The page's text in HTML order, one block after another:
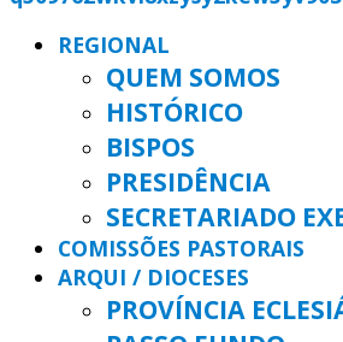
REGIONAL
QUEM SOMOS
HISTÓRICO
BISPOS
PRESIDÊNCIA
SECRETARIADO
COMISSÕES PASTORAIS
ARQUI / DIOCESES
PROVÍNCIA